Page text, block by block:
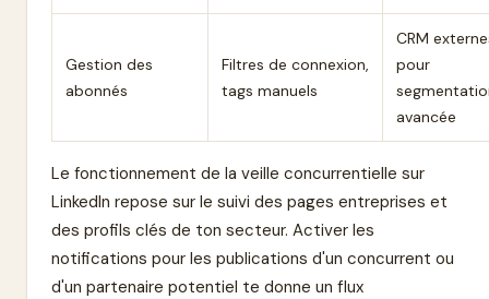
Gestion des
abonnés
Filtres de connexion,
tags manuels
CRM
pour
avancée
Le fonctionnement de la veille concurrentielle sur
LinkedIn repose sur le suivi des pages entreprises et
des profils clés de ton secteur. Activer les
notifications pour les publications d'un concurrent ou
d'un partenaire potentiel te donne un flux